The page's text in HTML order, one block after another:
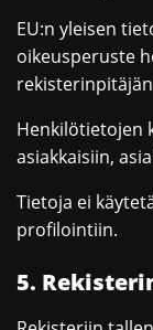
EU:n yleisen
oikeusperuste
Henkilötietojen
asiakkaisiin,
Tietoja ei
profilointiin.
5.